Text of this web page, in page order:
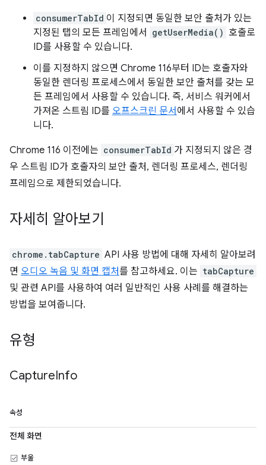
consumerTabId 이 지정되면 동일한 보안 출처가 있는
지정된 탭의 모든 프레임에서
getUserMedia() 호출로
ID를 사용할 수 있습니다.
이를 지정하지 않으면 Chrome 116부터 ID는 호출자와
동일한 렌더링 프로세스에서 동일한 보안 출처를 갖는 모
든 프레임에서 사용할 수 있습니다. 즉, 서비스 워커에서
가져온 스트림 ID를 오프스크린 문서 에서 사용할 수 있습
니다.
Chrome 116 이전에는 consumerTabId 가 지정되지 않은 경
우 스트림 ID가 호출자의 보안 출처, 렌더링 프로세스, 렌더링
프레임으로 제한되었습니다.
자세히 알아보기
chrome.tabCapture API 사용 방법에 대해 자세히 알아보려
면 오디오 녹음 및 화면 캡처를 참고하세요. 이는 tabCapture
및 관련 API를 사용하여 여러 일반적인 사용 사례를 해결하는
방법을 보여줍니다.
유형
CaptureInfo
속성
전체 화면
부울